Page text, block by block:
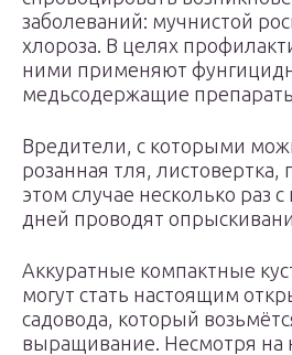
заболеваний: мучнистой
хлороза. В целях
ними применяют
медьсодержащие
Вредители, с которыми
розанная тля,
этом случае несколько раз
дней проводят
Аккуратные компактные
могут стать настоящим
садовода, который
выращивание. Несмотря на